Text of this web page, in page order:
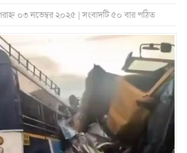
০৩ নভেম্বর ২০২৫ | সংবাদটি ৫০ বার পঠিত